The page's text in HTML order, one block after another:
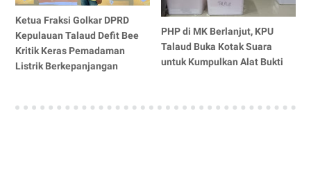
Ketua Fraksi Golkar DPRD
Kepulauan Talaud Defit Bee
Kritik Keras Pemadaman
Listrik Berkepanjangan
PHP di MK Berlanjut, KPU
Talaud Buka Kotak Suara
untuk Kumpulkan Alat Bukti